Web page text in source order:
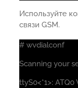
Используйте
связи GSM.
# wvdialconf
Scanning your
ttyS0<*1>: